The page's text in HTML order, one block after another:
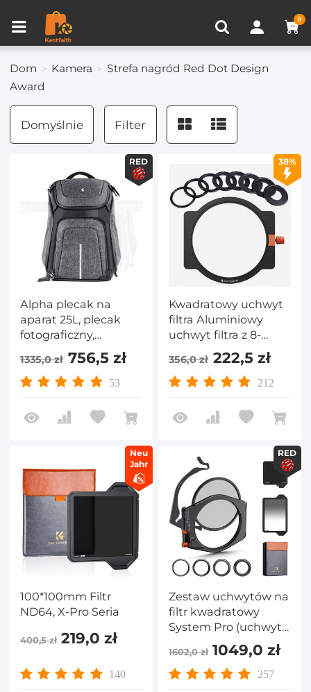
0
Porównanie produktów (0)
Dom Kamera
Strefa nagród Red Dot Design
Award
Domyślnie Filter
RED
Alpha plecak na
aparat 25L, plecak
fotograficzny,
pojedynczym i
podwójnym
ramieniem, do
1335,0 zł 756,5 zł
53
38%
Kwadratowy uchwyt
filtra Aluminiowy
uchwyt filtra z 8-
częściowymi
pierścieniami
adaptera
356,0 zł 222,5 zł
212
Neu
Jahr
100*100mm Filtr
ND64, X-Pro Seria
400,5 zł219,0 zł
140
RED
Zestaw uchwytów na
filtr kwadratowy
System Pro (uchwyt
filtra + polaryzator
kołowy 95 mm + filtr
kwadratowy GND8 +
1602,0 zł1049,0 zł
257